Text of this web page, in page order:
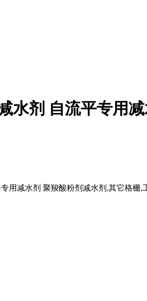
水剂 自流平专用
用减水剂 聚羧酸粉剂减水剂,其它格栅